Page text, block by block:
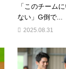
「このチーム
ない」G倒で...
2025.08.31